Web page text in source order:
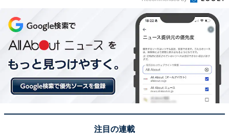
る登録博物館
注目の連載